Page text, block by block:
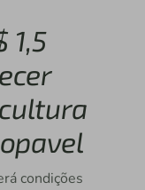
1,5
condições